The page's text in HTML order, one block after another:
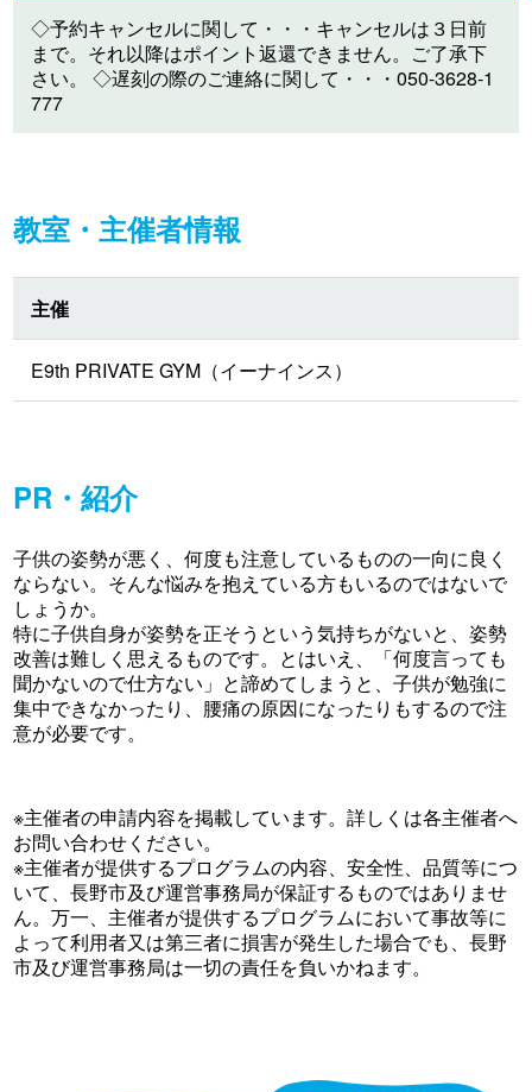
◇予約キャンセルに関して・・・キャンセルは３日前
まで。それ以降はポイント返還できません。ご了承下
さい。 ◇遅刻の際のご連絡に関して・・・050-3628-1
777
教室・主催者情報
主催
E9th PRIVATE GYM（イーナインス）
PR・紹介
子供の姿勢が悪く、何度も注意しているものの一向に良く
ならない。そんな悩みを抱えている方もいるのではないで
しょうか。
特に子供自身が姿勢を正そうという気持ちがないと、姿勢
改善は難しく思えるものです。とはいえ、「何度言っても
聞かないので仕方ない」と諦めてしまうと、子供が勉強に
集中できなかったり、腰痛の原因になったりもするので注
意が必要です。
※主催者の申請内容を掲載しています。詳しくは各主催者へ
お問い合わせください。
※主催者が提供するプログラムの内容、安全性、品質等につ
いて、長野市及び運営事務局が保証するものではありませ
ん。万一、主催者が提供するプログラムにおいて事故等に
よって利用者又は第三者に損害が発生した場合でも、長野
市及び運営事務局は一切の責任を負いかねます。